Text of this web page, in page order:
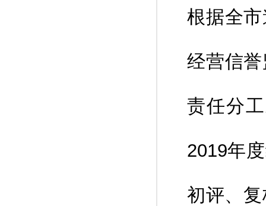
根据全
经营信
责任分
2019年
初评、